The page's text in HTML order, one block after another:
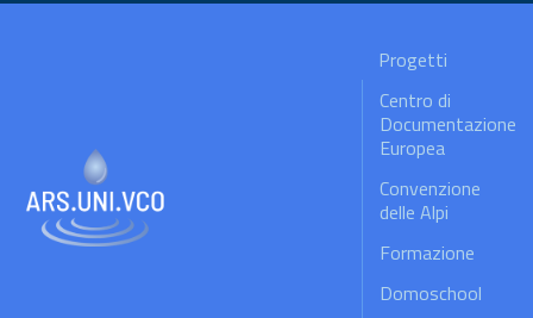
Progetti
Centro di
Documentazione
Europea
Convenzione
delle Alpi
Formazione
Domoschool